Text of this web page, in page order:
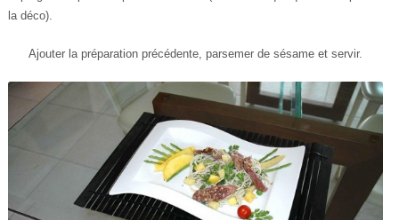
la déco).
Ajouter la préparation précédente, parsemer de sésame et servir.